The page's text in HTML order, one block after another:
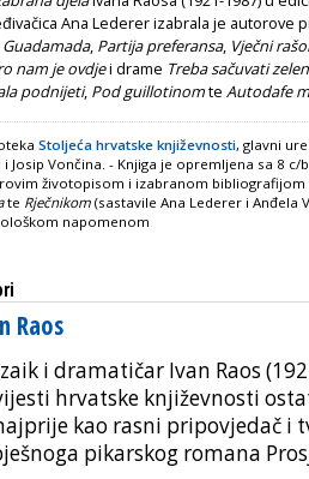
Ana Lederer izabrala je autorove
Guadamada, Partija preferansa, Vječni
nam je ovdjei drame Treba sačuvati
podnijeti, Pod guillotinomte Autodafe
Stoljeća hrvatske književnosti, glavni
i Josip Vončina. - Knjiga je opremljena sa 8
životopisom i izabranom bibliografijom
te Rječnikom (sastavile Ana Lederer i Anđela
napomenom
Raos
i dramatičar Ivan Raos
hrvatske književnosti
kao rasni pripovjedač i
pikarskog romana